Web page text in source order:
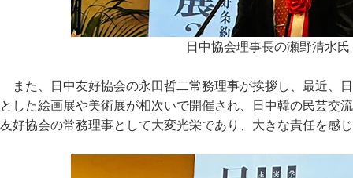
日中協会理事長の瀬野清水氏
また、日中友好協会の永田哲二常務理事が挨拶し、最近、
とした絵画展や美術展が相次いで開催され、日中韓の民芸交
友好協会の常務理事として大変光栄であり、大きな責任を感